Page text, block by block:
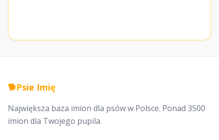
🐕Psie Imię
Największa baza imion dla psów w Polsce. Ponad 3500
imion dla Twojego pupila.